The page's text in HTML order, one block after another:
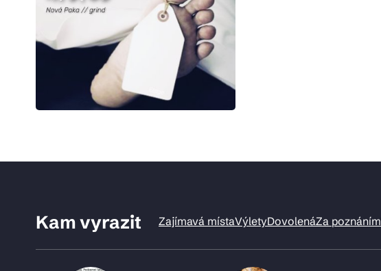
Kam vyrazit Zajímavá místaVýletyDovolenáZa poznáním